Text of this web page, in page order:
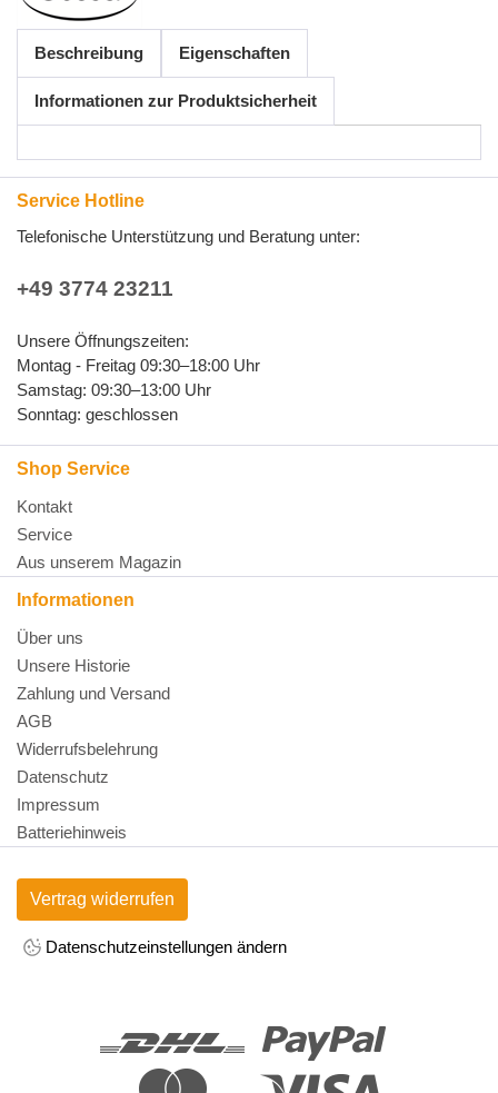
Beschreibung Eigenschaften
Informationen zur Produktsicherheit
Service Hotline
Telefonische Unterstützung und Beratung unter:
+49 3774 23211
Unsere Öffnungszeiten:
Montag - Freitag 09:30–18:00 Uhr
Samstag: 09:30–13:00 Uhr
Sonntag: geschlossen
Shop Service
Kontakt
Service
Aus unserem Magazin
Informationen
Über uns
Unsere Historie
Zahlung und Versand
AGB
Widerrufsbelehrung
Datenschutz
Impressum
Batteriehinweis
Vertrag widerrufen
Datenschutzeinstellungen ändern